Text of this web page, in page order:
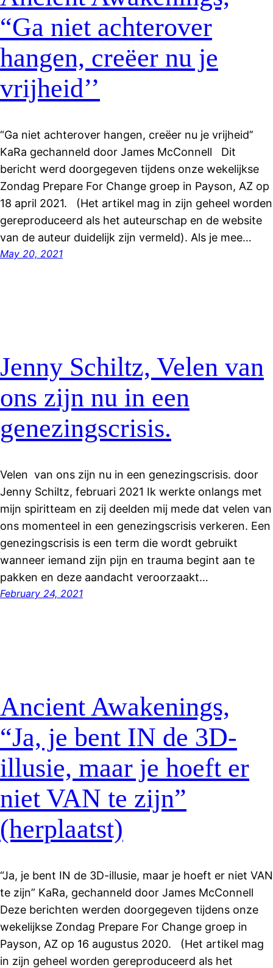
“Ga niet achterover
hangen, creëer nu je
vrijheid’’
“Ga niet achterover hangen, creëer nu je vrijheid’’
KaRa gechanneld door James McConnell Dit
bericht werd doorgegeven tijdens onze wekelijkse
Zondag Prepare For Change groep in Payson, AZ op
18 april 2021. (Het artikel mag in zijn geheel worden
gereproduceerd als het auteurschap en de website
van de auteur duidelijk zijn vermeld). Als je mee…
May 20, 2021
Jenny Schiltz, Velen van
ons zijn nu in een
genezingscrisis.
Velen van ons zijn nu in een genezingscrisis. door
Jenny Schiltz, februari 2021 Ik werkte onlangs met
mijn spiritteam en zij deelden mij mede dat velen van
ons momenteel in een genezingscrisis verkeren. Een
genezingscrisis is een term die wordt gebruikt
wanneer iemand zijn pijn en trauma begint aan te
pakken en deze aandacht veroorzaakt…
February 24, 2021
Ancient Awakenings,
“Ja, je bent IN de 3D-
illusie, maar je hoeft er
niet VAN te zijn”
(herplaatst)
“Ja, je bent IN de 3D-illusie, maar je hoeft er niet VAN
te zijn” KaRa, gechanneld door James McConnell
Deze berichten werden doorgegeven tijdens onze
wekelijkse Zondag Prepare For Change groep in
Payson, AZ op 16 augustus 2020. (Het artikel mag
in zijn geheel worden gereproduceerd als het